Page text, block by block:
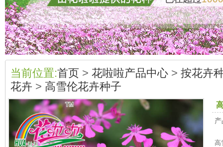
当前位置:首页 > 花啦啦产品中心 > 按花卉
花卉 > 高雪伦花卉种子
高